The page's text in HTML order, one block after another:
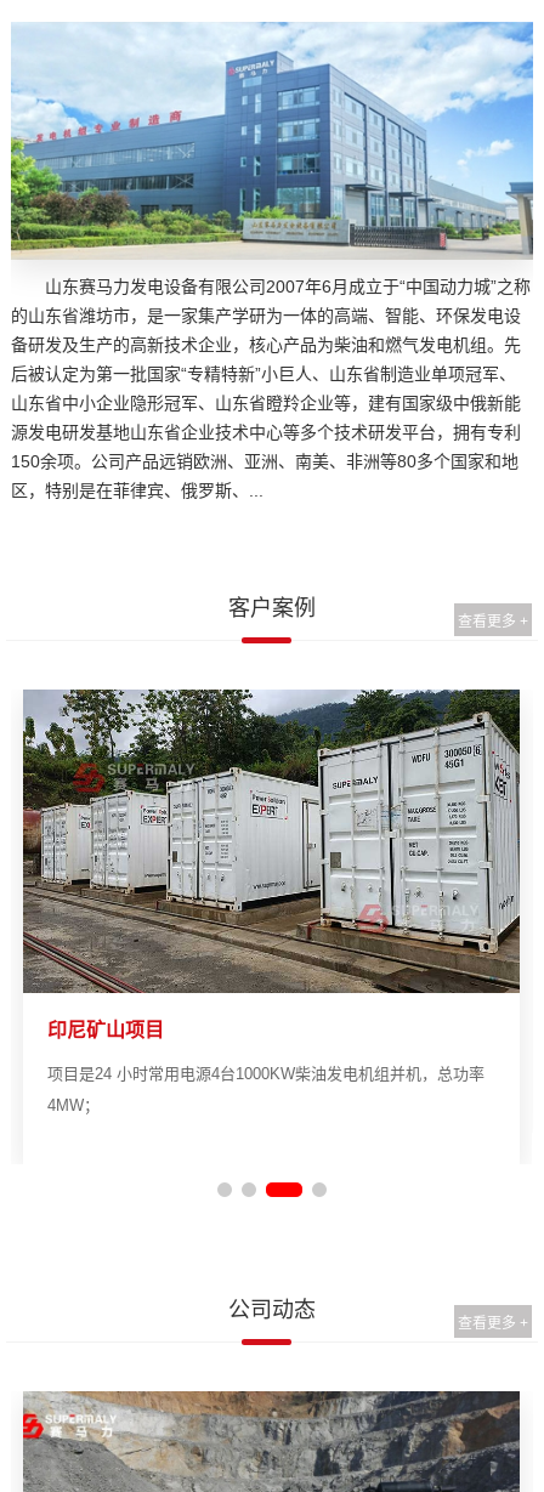
山东赛马力发电设备有限公司2007年6月成立于“中国动力城”之称
的山东省潍坊市，是一家集产学研为一体的高端、智能、环保发电设
备研发及生产的高新技术企业，核心产品为柴油和燃气发电机组。先
后被认定为第一批国家“专精特新”小巨人、山东省制造业单项冠军、
山东省中小企业隐形冠军、山东省瞪羚企业等，建有国家级中俄新能
源发电研发基地山东省企业技术中心等多个技术研发平台，拥有专利
150余项。公司产品远销欧洲、亚洲、南美、非洲等80多个国家和地
区，特别是在菲律宾、俄罗斯、...
客户案例
查看更多 +
印尼矿山项目
项目是24 小时常用电源4台1000KW柴油发电机组并机，总功率
4MW；
公司动态
查看更多 +